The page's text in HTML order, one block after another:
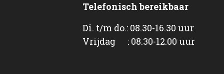
Telefonisch bereikbaar
Di. t/m do.: 08.30-16.30 uur
Vrijdag : 08.30-12.00 uur